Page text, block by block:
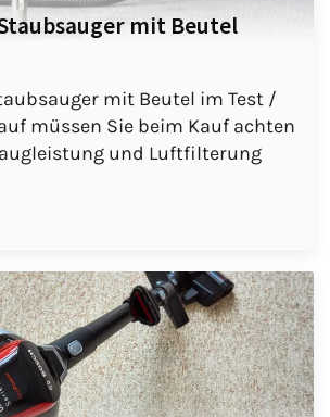
mit Beutel
mit Beutel im Test /
müssen Sie beim Kauf achten
und Luftfilterung